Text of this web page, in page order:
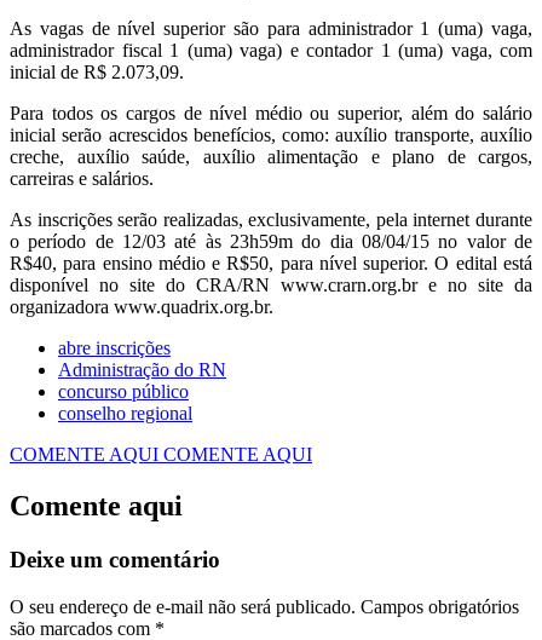
As vagas de nível superior são para administrador 1 (uma) vaga,
administrador fiscal 1 (uma) vaga) e contador 1 (uma) vaga, com
inicial de R$ 2.073,09.
Para todos os cargos de nível médio ou superior, além do salário
inicial serão acrescidos benefícios, como: auxílio transporte, auxílio
creche, auxílio saúde, auxílio alimentação e plano de cargos,
carreiras e salários.
As inscrições serão realizadas, exclusivamente, pela internet durante
o período de 12/03 até às 23h59m do dia 08/04/15 no valor de
R$40, para ensino médio e R$50, para nível superior. O edital está
disponível no site do CRA/RN www.crarn.org.br e no site da
organizadora www.quadrix.org.br.
abre inscrições
Administração do RN
concurso público
conselho regional
COMENTE AQUI COMENTE AQUI
Comente aqui
Deixe um comentário
O seu endereço de e-mail não será publicado. Campos obrigatórios
são marcados com *